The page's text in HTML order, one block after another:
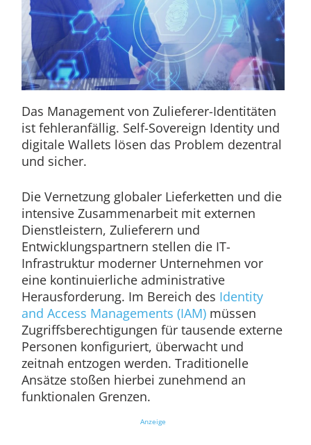
Das Management von Zulieferer-Identitäten
ist fehleranfällig. Self-Sovereign Identity und
digitale Wallets lösen das Problem dezentral
und sicher.
Die Vernetzung globaler Lieferketten und die
intensive Zusammenarbeit mit externen
Dienstleistern, Zulieferern und
Entwicklungspartnern stellen die IT-
Infrastruktur moderner Unternehmen vor
eine kontinuierliche administrative
Herausforderung. Im Bereich des Identity
and Access Managements (IAM)müssen
Zugriffsberechtigungen für tausende externe
Personen konfiguriert, überwacht und
zeitnah entzogen werden. Traditionelle
Ansätze stoßen hierbei zunehmend an
funktionalen Grenzen.
Anzeige